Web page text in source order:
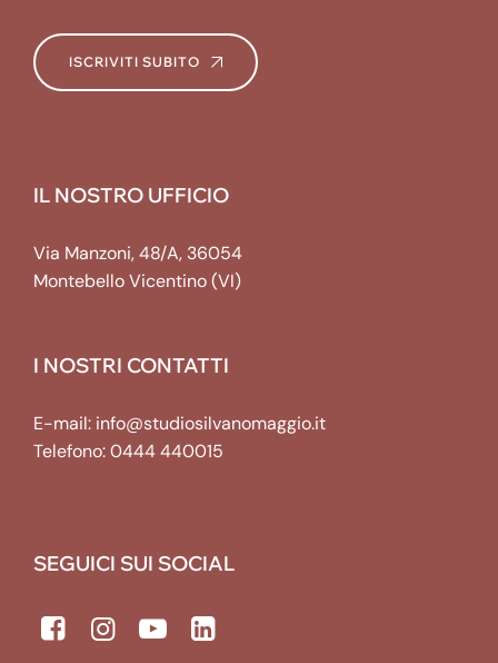
ISCRIVITI SUBITO
IL NOSTRO UFFICIO
Via Manzoni, 48/A, 36054
Montebello Vicentino (VI)
I NOSTRI CONTATTI
E-mail: info@studiosilvanomaggio.it
Telefono:0444 440015
SEGUICI SUI SOCIAL